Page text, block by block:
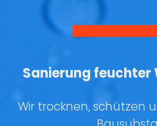
Sanierung feuchter
Wir trocknen, schützen